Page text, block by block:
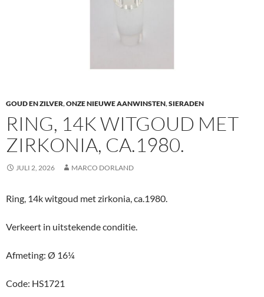
GOUD EN ZILVER,ONZE NIEUWE AANWINSTEN,SIERADEN
RING, 14K WITGOUD MET
ZIRKONIA, CA.1980.
JULI 2, 2026 MARCO DORLAND
Ring, 14k witgoud met zirkonia, ca.1980.
Verkeert in uitstekende conditie.
Afmeting: Ø 16¼
Code: HS1721